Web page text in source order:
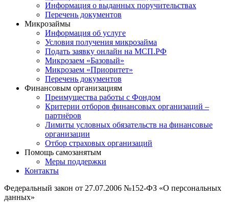
Информация о выданных поручительствах
Перечень документов
Микрозаймы
Информация об услуге
Условия получения микрозайма
Подать заявку онлайн на МСП.РФ
Микрозаем «Базовый»
Микрозаем «Приоритет»
Перечень документов
Финансовым организациям
Преимущества работы с Фондом
Критерии отборов финансовых организаций –
партнёров
Лимиты условных обязательств на финансовые
организации
Отбор страховых организаций
Помощь самозанятым
Меры поддержки
Контакты
Федеральный закон от 27.07.2006 №152-ФЗ «О персональных
данных»